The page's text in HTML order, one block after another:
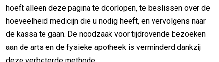
hoeft alleen deze pagina te doorlopen, te beslissen over de
hoeveelheid medicijn die u nodig heeft, en vervolgens naar
de kassa te gaan. De noodzaak voor tijdrovende bezoeken
aan de arts en de fysieke apotheek is verminderd dankzij
deze verbeterde methode.